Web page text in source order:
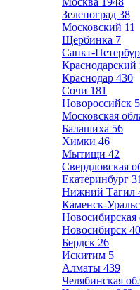
Зеленоград 38
Московский 11
Щербинка 7
Санкт-
Краснодарский
Краснодар 430
Сочи 181
Новороссийск
Московская
Балашиха 56
Химки 46
Мытищи 42
Свердловская
Екатеринбург
Нижний Тагил
Каменск-
Новосибирская
Новосибирск
Бердск 26
Искитим 5
Алматы 439
Челябинская